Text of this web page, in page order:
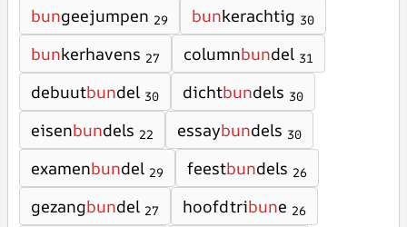
bungeejumpen 29 bunkerachtig 30
bunkerhavens 27 columnbundel 31
debuutbundel 30 dichtbundels 30
eisenbundels 22 essaybundels 30
examenbundel 29 feestbundels 26
gezangbundel 27 hoofdtribune 26